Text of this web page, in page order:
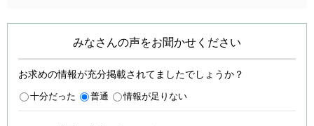
みなさんの声をお聞かせください
お求めの情報が充分掲載されてましたでしょうか？
十分だった 普通 情報が足りない